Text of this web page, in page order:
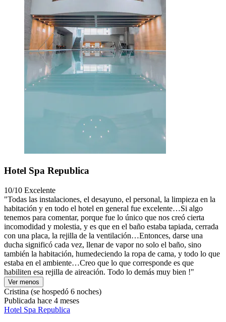
Hotel Spa Republica
10/10 Excelente
"Todas las instalaciones, el desayuno, el personal, la limpieza en la
habitación y en todo el hotel en general fue excelente…Si algo
tenemos para comentar, porque fue lo único que nos creó cierta
incomodidad y molestia, y es que en el baño estaba tapiada, cerrada
con una placa, la rejilla de la ventilación…Entonces, darse una
ducha significó cada vez, llenar de vapor no solo el baño, sino
también la habitación, humedeciendo la ropa de cama, y todo lo que
estaba en el ambiente…Creo que lo que corresponde es que
habiliten esa rejilla de aireación. Todo lo demás muy bien !"
Ver menos
Cristina (se hospedó 6 noches)
Publicada hace 4 meses
Hotel Spa Republica